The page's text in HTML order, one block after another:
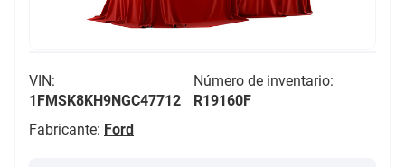
VIN:
1FMSK8KH9NGC47712
Número de inventario:
R19160F
Fabricante: Ford